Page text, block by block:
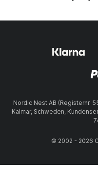
Nordic Nest AB (Registernr.
Kalmar, Schweden,
© 2002 - 2026